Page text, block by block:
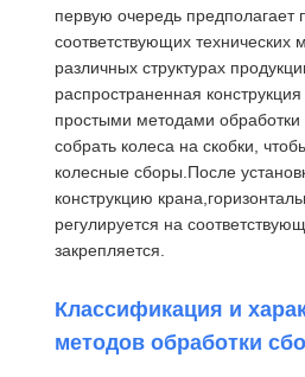
Блок шкива крана
Самосхваты
Кран
Подъемник
Подъемные устройства
первую очередь предполагает
соответствующих технических
различных структурах
распространенная
простыми методами обработки
собрать колеса на скобки,
колесные сборы.После
конструкцию
регулируется на
закрепляется.
Классификация и
методов обработки